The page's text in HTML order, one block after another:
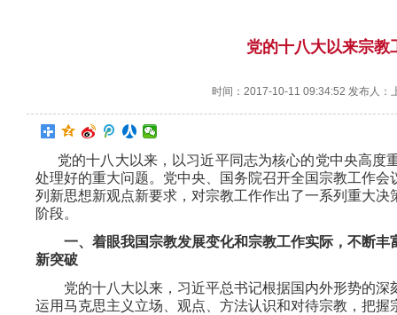
党的十八大以来宗教
时间：2017-10-11 09:34:52 发布人：
党的十八大以来，以习近平同志为核心的党中央高度
处理好的重大问题。党中央、国务院召开全国宗教工作
列新思想新观点新要求，对宗教工作作出了一系列重大
阶段。
一、着眼我国宗教发展变化和宗教工作实际，不断丰
新突破
党的十八大以来，习近平总书记根据国内外形势的深
运用马克思主义立场、观点、方法认识和对待宗教，把